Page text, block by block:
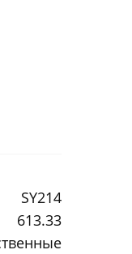
SY214
613.33